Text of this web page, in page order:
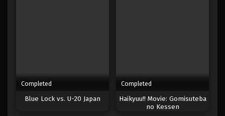
Completed
Blue Lock vs. U-20 Japan
Completed
Haikyuu!! Movie: Gomisuteba
no Kessen